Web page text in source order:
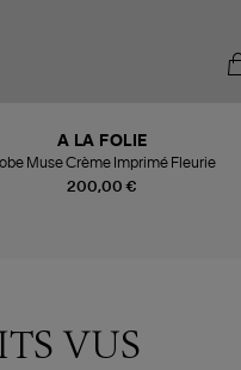
200,00 €
A LA FOLIE
Muse Crème Imprimé Fleurie
VUS